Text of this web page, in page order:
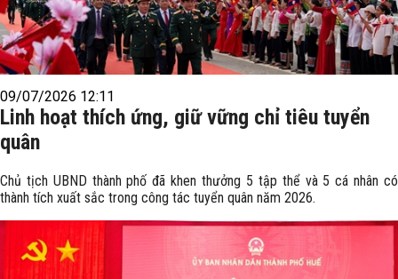
09/07/2026 12:11
Linh hoạt thích ứng, giữ vững chỉ tiêu tuyển
quân
Chủ tịch UBND thành phố đã khen thưởng 5 tập thể và 5 cá nhân có
thành tích xuất sắc trong công tác tuyển quân năm 2026.